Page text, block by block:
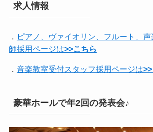
求人情報
． ピアノ、ヴァイオリン、フルート、
師採用ページは>>こちら
． 音楽教室受付スタッフ採用ページは
豪華ホールで年2回の発表会♪